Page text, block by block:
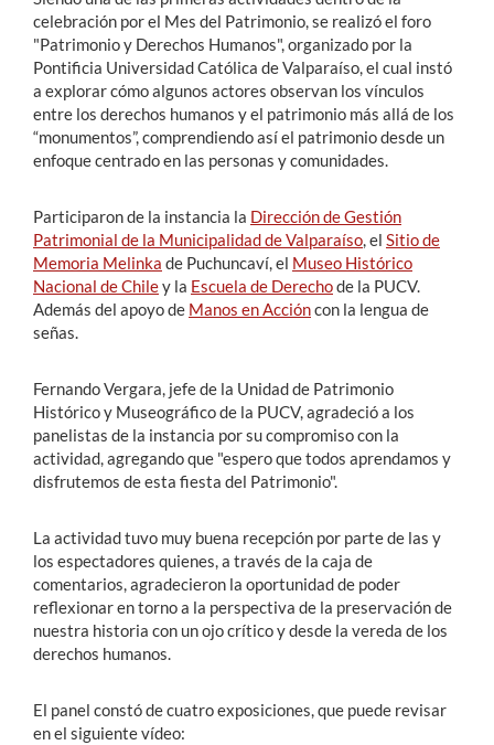
celebración por el Mes del Patrimonio, se realizó el foro
"Patrimonio y Derechos Humanos", organizado por la
Pontificia Universidad Católica de Valparaíso, el cual instó
a explorar cómo algunos actores observan los vínculos
entre los derechos humanos y el patrimonio más allá de los
“monumentos”, comprendiendo así el patrimonio desde un
enfoque centrado en las personas y comunidades.
Participaron de la instancia la Dirección de Gestión
Patrimonial de la Municipalidad de Valparaíso, el Sitio de
Memoria Melinka de Puchuncaví, el Museo Histórico
Nacional de Chiley la Escuela de Derechode la PUCV.
Además del apoyo de Manos en Accióncon la lengua de
señas.
Fernando Vergara, jefe de la Unidad de Patrimonio
Histórico y Museográfico de la PUCV, agradeció a los
panelistas de la instancia por su compromiso con la
actividad, agregando que "espero que todos aprendamos y
disfrutemos de esta fiesta del Patrimonio".
La actividad tuvo muy buena recepción por parte de las y
los espectadores quienes, a través de la caja de
comentarios, agradecieron la oportunidad de poder
reflexionar en torno a la perspectiva de la preservación de
nuestra historia con un ojo crítico y desde la vereda de los
derechos humanos.
El panel constó de cuatro exposiciones, que puede revisar
en el siguiente vídeo: